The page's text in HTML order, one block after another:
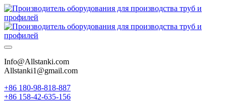
Info@Allstanki.com
Allstanki1@gmail.com
+86 180-98-818-887
+86 158-42-635-156